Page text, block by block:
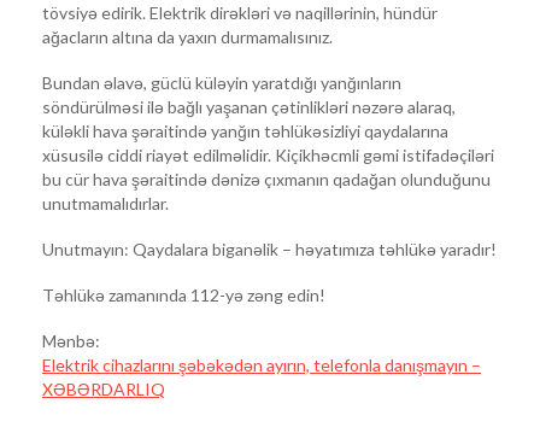
tövsiyə edirik. Elektrik dirəkləri və naqillərinin, hündür
ağacların altına da yaxın durmamalısınız.
Bundan əlavə, güclü küləyin yaratdığı yanğınların
söndürülməsi ilə bağlı yaşanan çətinlikləri nəzərə alaraq,
küləkli hava şəraitində yanğın təhlükəsizliyi qaydalarına
xüsusilə ciddi riayət edilməlidir. Kiçikhəcmli gəmi istifadəçiləri
bu cür hava şəraitində dənizə çıxmanın qadağan olunduğunu
unutmamalıdırlar.
Unutmayın: Qaydalara biganəlik – həyatımıza təhlükə yaradır!
Təhlükə zamanında 112-yə zəng edin!
Mənbə:
Elektrik cihazlarını şəbəkədən ayırın, telefonla danışmayın –
XƏBƏRDARLIQ